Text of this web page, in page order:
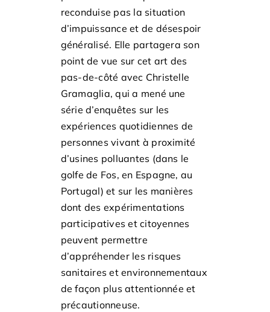
reconduise pas la situation
d’impuissance et de désespoir
généralisé. Elle partagera son
point de vue sur cet art des
pas-de-côté avec Christelle
Gramaglia, qui a mené une
série d’enquêtes sur les
expériences quotidiennes de
personnes vivant à proximité
d’usines polluantes (dans le
golfe de Fos, en Espagne, au
Portugal) et sur les manières
dont des expérimentations
participatives et citoyennes
peuvent permettre
d’appréhender les risques
sanitaires et environnementaux
de façon plus attentionnée et
précautionneuse.